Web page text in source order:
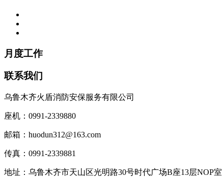
月度工作
联系我们
乌鲁木齐火盾消防安保服务有限公司
座机：0991-2339880
邮箱：huodun312@163.com
传真：0991-2339881
地址：乌鲁木齐市天山区光明路30号时代广场B座13层NOP室